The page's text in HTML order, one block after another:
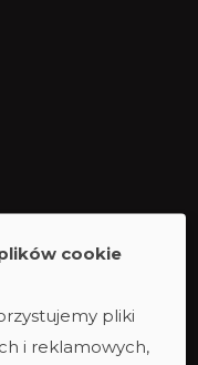
cookie
pliki
i reklamowych,